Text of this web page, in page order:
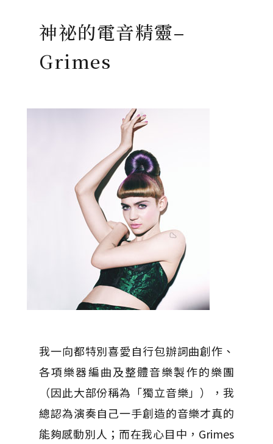
神祕的電音精靈–
Grimes
我一向都特別喜愛自行包辦詞曲創作、
各項樂器編曲及整體音樂製作的樂團
（因此大部份稱為「獨立音樂」），我
總認為演奏自己一手創造的音樂才真的
能夠感動別人；而在我心目中，Grimes